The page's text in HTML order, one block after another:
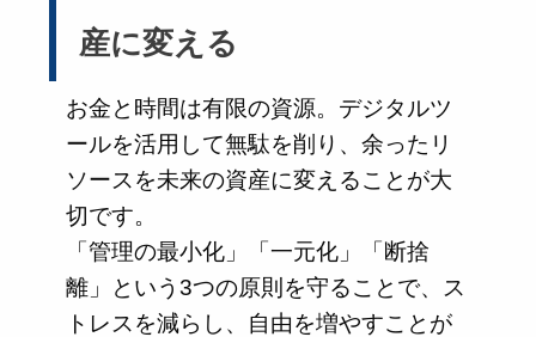
産に変える
お金と時間は有限の資源。デジタルツ
ールを活用して無駄を削り、余ったリ
ソースを未来の資産に変えることが大
切です。
「管理の最小化」「一元化」「断捨
離」という3つの原則を守ることで、ス
トレスを減らし、自由を増やすことが